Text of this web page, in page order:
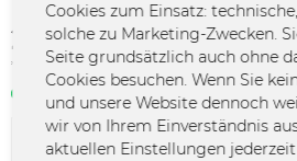
22,99 € *
*inkl. MwSt. zzgl. Versandkosten
Sofort verfügbar | 3 - 4 Werktage
In den
Cookies zum Einsatz:
solche zu Marketing-Zwecken.
Seite grundsätzlich auch ohne
Cookies besuchen. Wenn Sie
und unsere Website dennoch
wir von Ihrem Einverständnis
aktuellen Einstellungen